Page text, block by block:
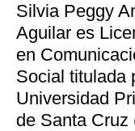
Silvia Peggy
Aguilar es
en
Social titulada
Universidad
de Santa Cruz